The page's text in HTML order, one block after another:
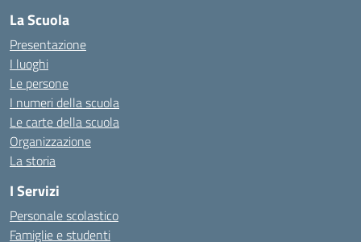
La Scuola
Presentazione
I luoghi
Le persone
I numeri della scuola
Le carte della scuola
Organizzazione
La storia
I Servizi
Personale scolastico
Famiglie e studenti